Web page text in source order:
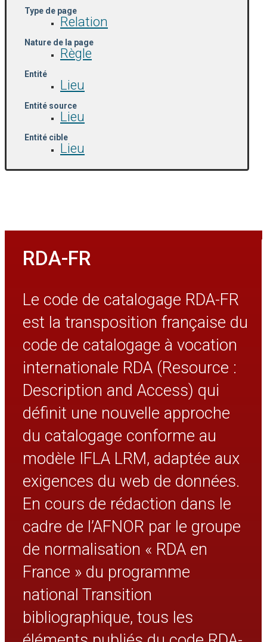
Type de page
Relation
Nature de la page
Règle
Entité
Lieu
Entité source
Lieu
Entité cible
Lieu
RDA-FR
Le code de catalogage RDA-FR
est la transposition française du
code de catalogage à vocation
internationale RDA (Resource :
Description and Access) qui
définit une nouvelle approche
du catalogage conforme au
modèle IFLA LRM, adaptée aux
exigences du web de données.
En cours de rédaction dans le
cadre de l’AFNOR par le groupe
de normalisation « RDA en
France » du programme
national Transition
bibliographique, tous les